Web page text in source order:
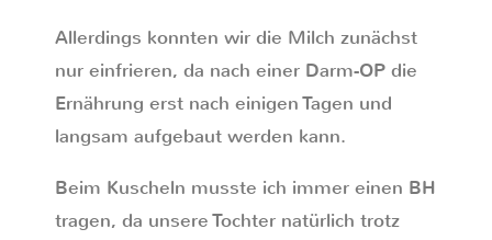
Allerdings konnten wir die Milch zunächst
nur einfrieren, da nach einer Darm-OP die
Ernährung erst nach einigen Tagen und
langsam aufgebaut werden kann.
Beim Kuscheln musste ich immer einen BH
tragen, da unsere Tochter natürlich trotz